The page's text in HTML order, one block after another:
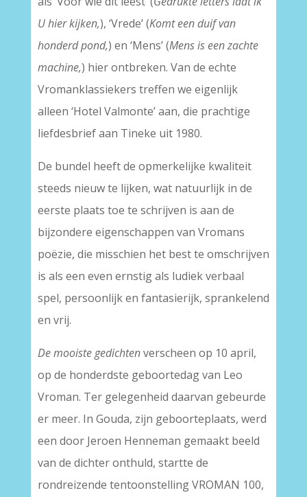
U hier kijken,), ‘Vrede’ (Komt een duif van
honderd pond,) en ‘Mens’ (Mens is een zachte
machine,) hier ontbreken. Van de echte
Vromanklassiekers treffen we eigenlijk
alleen ‘Hotel Valmonte’ aan, die prachtige
liefdesbrief aan Tineke uit 1980.
De bundel heeft de opmerkelijke kwaliteit
steeds nieuw te lijken, wat natuurlijk in de
eerste plaats toe te schrijven is aan de
bijzondere eigenschappen van Vromans
poëzie, die misschien het best te omschrijven
is als een even ernstig als ludiek verbaal
spel, persoonlijk en fantasierijk, sprankelend
en vrij.
De mooiste gedichtenverscheen op 10 april,
op de honderdste geboortedag van Leo
Vroman. Ter gelegenheid daarvan gebeurde
er meer. In Gouda, zijn geboorteplaats, werd
een door Jeroen Henneman gemaakt beeld
van de dichter onthuld, startte de
rondreizende tentoonstelling VROMAN 100,